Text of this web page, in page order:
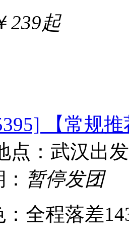
239起
【常规
点：武汉出发
暂停发团
全程落差